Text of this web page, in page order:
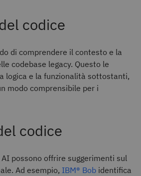
codice
di comprendere il contesto e la
codebase legacy. Questo le
logica e la funzionalità sottostanti,
modo comprensibile per i
codice
possono offrire suggerimenti sul
Ad esempio, IBM® Bob identifica